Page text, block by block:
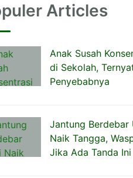
Articles
Anak Susah
di Sekolah,
Penyebabnya
Jantung Berdebar
Naik Tangga,
Jika Ada Tanda Ini